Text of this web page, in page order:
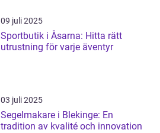
09 juli 2025
Sportbutik i Åsarna: Hitta rätt
utrustning för varje äventyr
03 juli 2025
Segelmakare i Blekinge: En
tradition av kvalité och innovation